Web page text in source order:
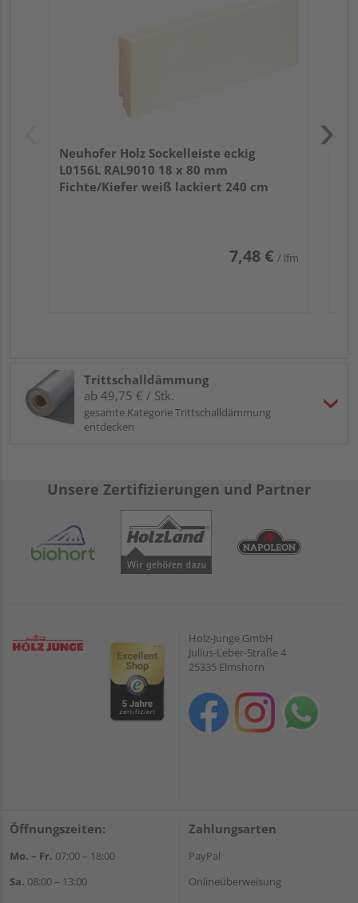
Neuhofer Holz Sockelleiste eckig
L0156L RAL9010 18 x 80 mm
Fichte/Kiefer weiß lackiert 240 cm
7,48 € / lfm
Trittschalldämmung
ab 49,75 € / Stk.
gesamte Kategorie Trittschalldämmung
entdecken
Unsere Zertifizierungen und Partner
Holz-Junge GmbH
Julius-Leber-Straße 4
25335 Elmshorn
Öffnungszeiten:
Mo. – Fr. 07:00 – 18:00
Sa. 08:00 – 13:00
Zahlungsarten
PayPal
Onlineüberweisung